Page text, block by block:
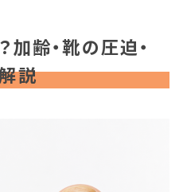
齢・靴の圧迫・
説